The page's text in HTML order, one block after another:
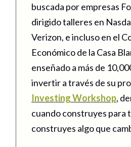
buscada por empresas
dirigido talleres en
Verizon, e incluso en el
Económico de la Casa
enseñado a más de
invertir a través de su
Investing Workshop,
cuando construyes para
construyes algo que